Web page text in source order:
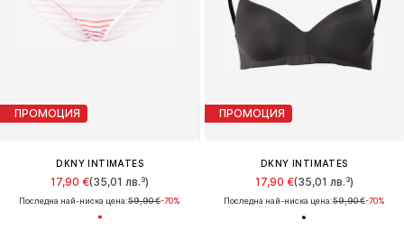
ПРОМОЦИЯ
DKNY INTIMATES
17,90 €(35,01 лв.³)
Последна най-ниска цена:59,90 €-70%
ПРОМОЦИЯ
DKNY INTIMATES
17,90 €(35,01 лв.³)
Последна най-ниска цена:59,90 €-70%